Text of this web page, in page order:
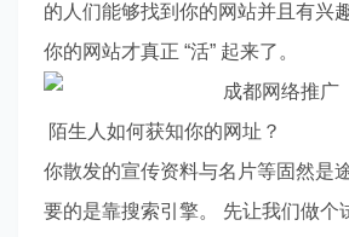
的人们能够找到你的网站并且有兴
你的网站才真正 “活” 起来了。
陌生人如何获知你的网址？
你散发的宣传资料与名片等固然是
要的是靠搜索引擎。 先让我们做个